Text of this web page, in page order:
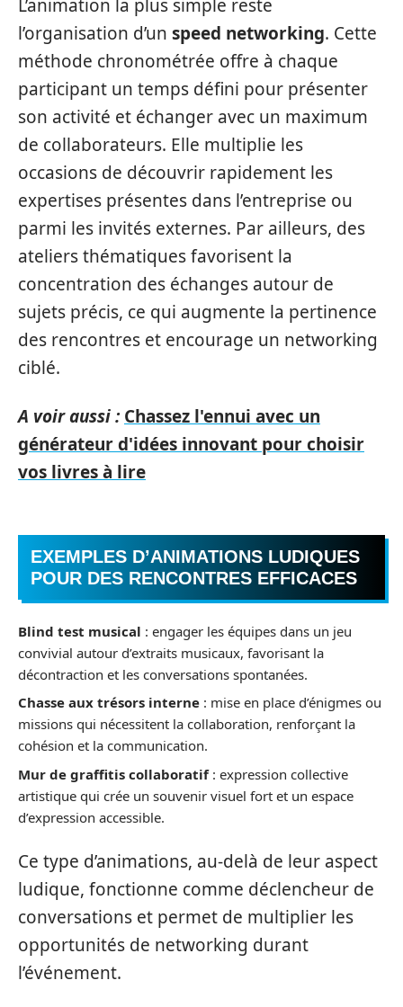
L’animation la plus simple reste
l’organisation d’un speed networking. Cette
méthode chronométrée offre à chaque
participant un temps défini pour présenter
son activité et échanger avec un maximum
de collaborateurs. Elle multiplie les
occasions de découvrir rapidement les
expertises présentes dans l’entreprise ou
parmi les invités externes. Par ailleurs, des
ateliers thématiques favorisent la
concentration des échanges autour de
sujets précis, ce qui augmente la pertinence
des rencontres et encourage un networking
ciblé.
A voir aussi : Chassez l'ennui avec un
générateur d'idées innovant pour choisir
vos livres à lire
EXEMPLES D’ANIMATIONS LUDIQUES
POUR DES RENCONTRES EFFICACES
Blind test musical : engager les équipes dans un jeu
convivial autour d’extraits musicaux, favorisant la
décontraction et les conversations spontanées.
Chasse aux trésors interne : mise en place d’énigmes ou
missions qui nécessitent la collaboration, renforçant la
cohésion et la communication.
Mur de graffitis collaboratif: expression collective
artistique qui crée un souvenir visuel fort et un espace
d’expression accessible.
Ce type d’animations, au-delà de leur aspect
ludique, fonctionne comme déclencheur de
conversations et permet de multiplier les
opportunités de networking durant
l’événement.